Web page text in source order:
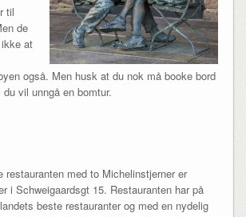
til
de
at
også. Men husk at du nok må booke bord
vil unngå en bomtur.
restauranten med to Michelinstjerner er
i Schweigaardsgt 15. Restauranten har på
beste restauranter og med en nydelig